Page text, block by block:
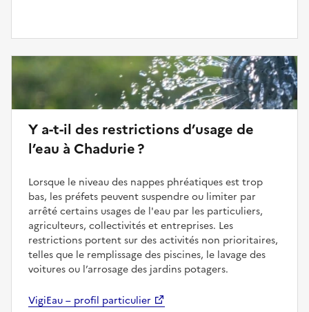
Y a-t-il des restrictions d’usage de
l’eau à Chadurie ?
Lorsque le niveau des nappes phréatiques est trop
bas, les préfets peuvent suspendre ou limiter par
arrêté certains usages de l'eau par les particuliers,
agriculteurs, collectivités et entreprises. Les
restrictions portent sur des activités non prioritaires,
telles que le remplissage des piscines, le lavage des
voitures ou l’arrosage des jardins potagers.
VigiEau – profil particulier